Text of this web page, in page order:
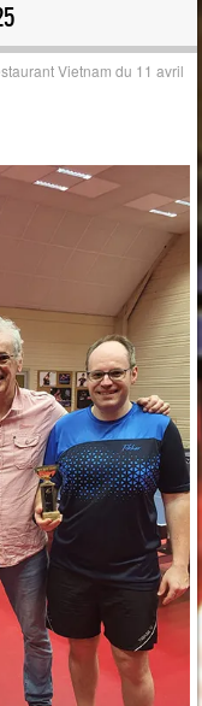
Vietnam du 11 avril